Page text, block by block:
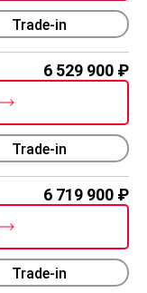
Trade-in
6 529 900
Trade-in
6 719 900
Trade-in